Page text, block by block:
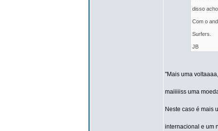
disso
Com o
Surfers.
JB
"Mais uma voltaaaa,
maiiiiiss uma
Neste caso é mais
internacional e um